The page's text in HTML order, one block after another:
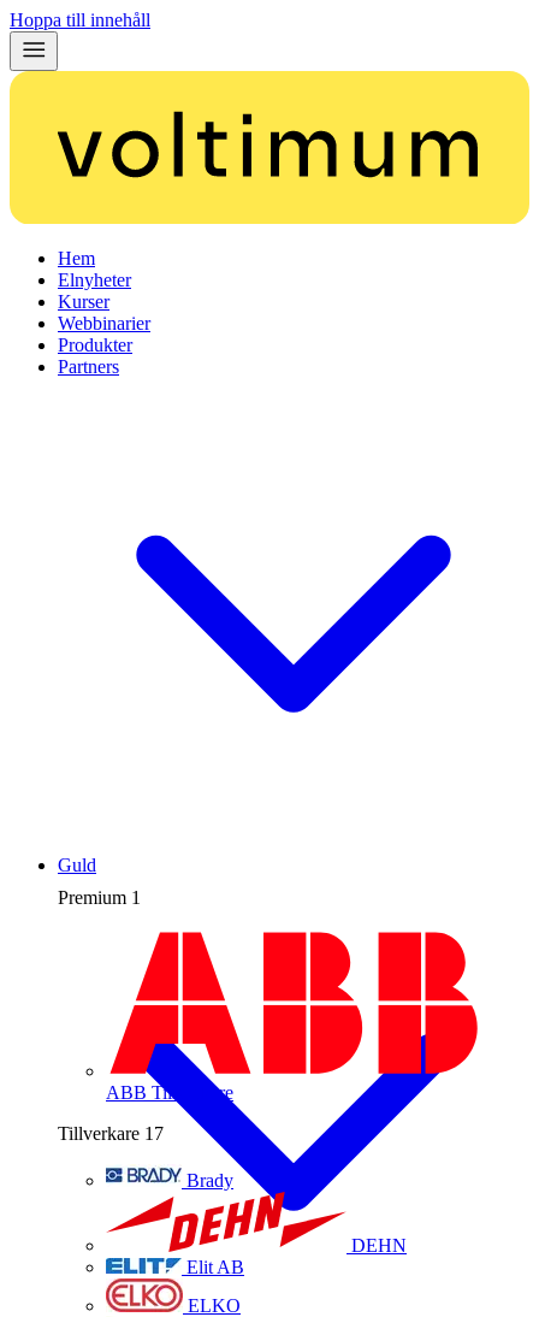
Hoppa till innehåll
Hem
Elnyheter
Kurser
Webbinarier
Produkter
Partners
Premium 1
ABB Tillverkare
Tillverkare 17
Brady
DEHN
Elit AB
ELKO
Guld